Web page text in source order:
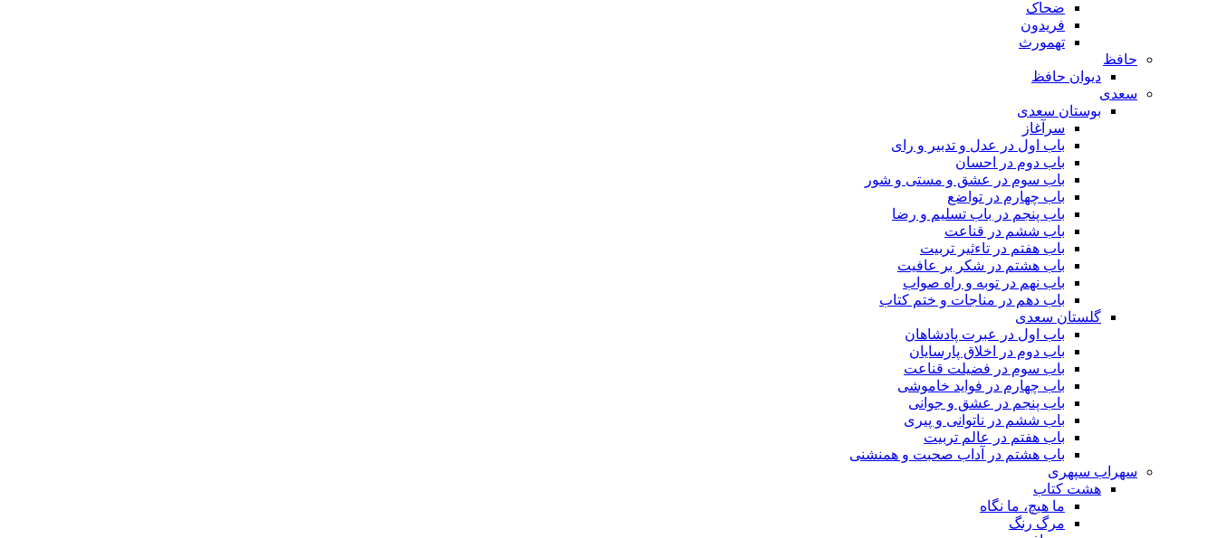
ضحاک
فریدون
تهمورث
حافظ
دیوان حافظ
سعدی
بوستان سعدی
سرآغاز
باب اول در عدل و تدبیر و رای
باب دوم در احسان
باب سوم در عشق و مستی و شور
باب چهارم در تواضع
باب پنجم در باب تسلیم و رضا
باب ششم در قناعت
باب هفتم در تاءثیر تربیت
باب هشتم در شکر بر عافیت
باب نهم در توبه و راه صواب
باب دهم در مناجات و ختم کتاب
گلستان سعدی
باب اول در عبرت پادشاهان
باب دوم در اخلاق پارسایان
باب سوم در فضیلت قناعت
باب چهارم در فواید خاموشى
باب پنجم در عشق و جوانى
باب ششم در ناتوانى و پیرى
باب هفتم در عالم تربیت
باب هشتم در آداب صحبت و همنشنى
سهراب سپهری
هشت کتاب
ما هیچ، ما نگاه
مرگ رنگ